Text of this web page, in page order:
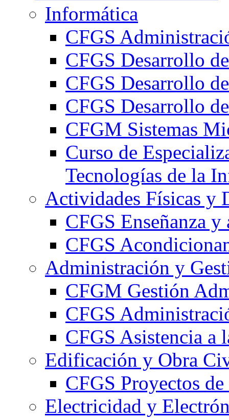
Informática
CFGS
CFGS Desarrollo
CFGS Desarrollo
CFGS Desarrollo
CFGM Sistemas
Curso de
Tecnologías de la
Actividades Físicas y
CFGS Enseñanza
CFGS
Administración y
CFGM Gestión
CFGS
CFGS Asistencia a
Edificación y Obra
CFGS Proyectos
Electricidad y